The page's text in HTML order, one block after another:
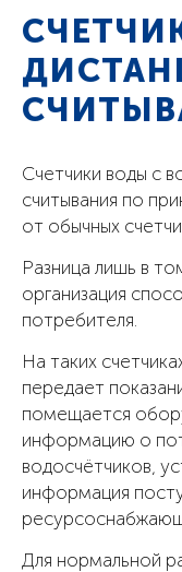
Счетчики воды с
считывания по
от обычных
Разница лишь в
организация
потребителя.
На таких
передает
помещается
информацию о
водосчётчиков,
информация
Для нормальной